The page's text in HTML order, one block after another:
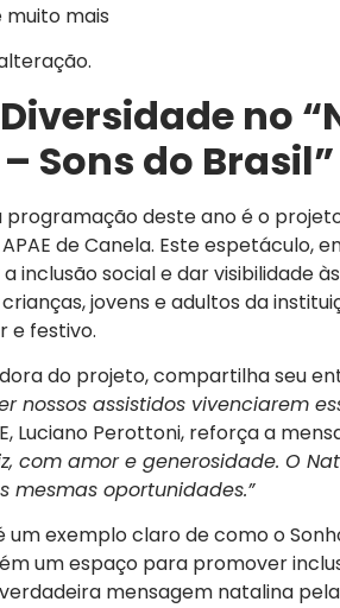
muito mais
no
Sons do Brasil”
deste ano é o
de Canela. Este espetáculo,
inclusão social e dar visibilidade
jovens e adultos da
e festivo.
do projeto, compartilha seu
nossos assistidos vivenciarem
Luciano Perottoni, reforça a
com amor e generosidade. O
mesmas oportunidades.”
um exemplo claro de como o
um espaço para promover
mensagem natalina